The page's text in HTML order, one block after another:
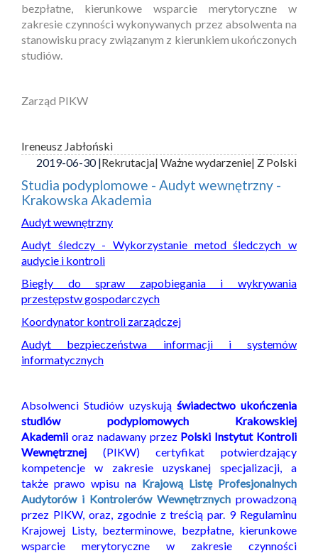
bezpłatne, kierunkowe wsparcie merytoryczne w
zakresie czynności wykonywanych przez absolwenta na
stanowisku pracy związanym z kierunkiem ukończonych
studiów.
Zarząd PIKW
Ireneusz Jabłoński
2019-06-30 |Rekrutacja| Ważne wydarzenie| Z Polski
Studia podyplomowe - Audyt wewnętrzny -
Krakowska Akademia
Audyt wewnętrzny
Audyt śledczy - Wykorzystanie metod śledczych w
audycie i kontroli
Biegły do spraw zapobiegania i wykrywania
przestępstw gospodarczych
Koordynator kontroli zarządczej
Audyt bezpieczeństwa informacji i systemów
informatycznych
Absolwenci Studiów uzyskują świadectwo ukończenia
studiów podyplomowych Krakowskiej
Akademii oraz nadawany przez Polski Instytut Kontroli
Wewnętrznej (PIKW) certyfikat potwierdzający
kompetencje w zakresie uzyskanej specjalizacji, a
także prawo wpisu na Krajową Listę Profesjonalnych
Audytorów i Kontrolerów Wewnętrznych prowadzoną
przez PIKW, oraz, zgodnie z treścią par. 9 Regulaminu
Krajowej Listy, bezterminowe, bezpłatne, kierunkowe
wsparcie merytoryczne w zakresie czynności